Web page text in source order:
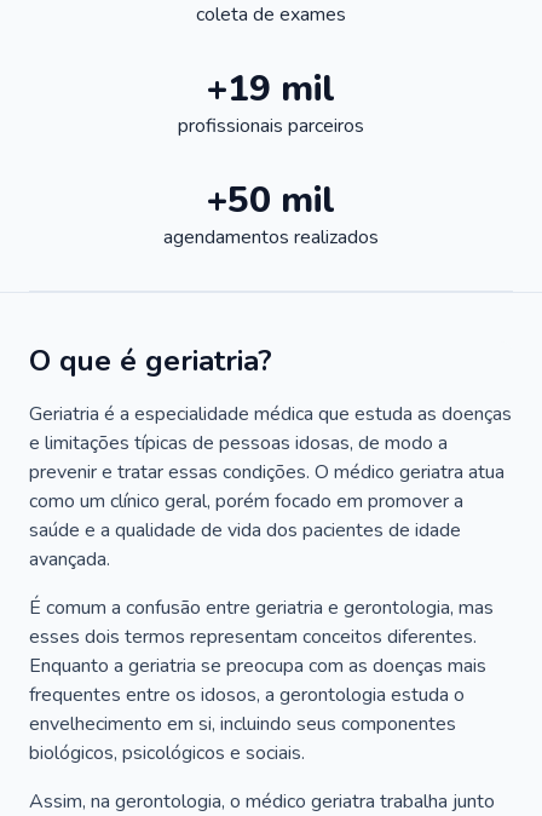
coleta de exames
+19 mil
profissionais parceiros
+50 mil
agendamentos realizados
O que é geriatria?
Geriatria é a especialidade médica que estuda as doenças
e limitações típicas de pessoas idosas, de modo a
prevenir e tratar essas condições. O médico geriatra atua
como um clínico geral, porém focado em promover a
saúde e a qualidade de vida dos pacientes de idade
avançada.
É comum a confusão entre geriatria e gerontologia, mas
esses dois termos representam conceitos diferentes.
Enquanto a geriatria se preocupa com as doenças mais
frequentes entre os idosos, a gerontologia estuda o
envelhecimento em si, incluindo seus componentes
biológicos, psicológicos e sociais.
Assim, na gerontologia, o médico geriatra trabalha junto